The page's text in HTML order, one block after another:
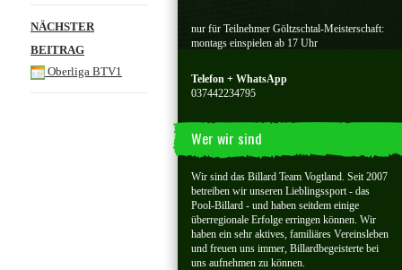
nur für Teilnehmer Göltzschtal-Meisterschaft:
montags einspielen ab 17 Uhr
Telefon + WhatsApp
037442234795
Wer wir sind
Wir sind das Billard Team Vogtland. Seit 2007
betreiben wir unseren Lieblingssport - das
Pool-Billard - und haben seitdem einige
überregionale Erfolge erringen können. Wir
haben ein sehr aktives, familiäres Vereinsleben
und freuen uns immer, Billardbegeisterte bei
uns aufnehmen zu können.
NÄCHSTER
BEITRAG
Oberliga BTV1